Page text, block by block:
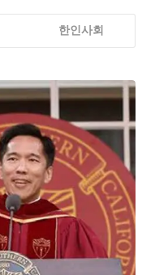
한인사회